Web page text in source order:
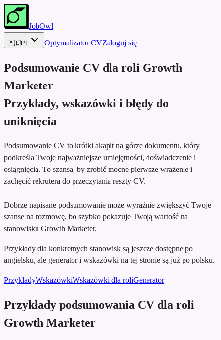
JobOwl
🇵🇱PL Optymalizator CVZaloguj się
Podsumowanie CV dla roli Growth
Marketer
Przykłady, wskazówki i błędy do
uniknięcia
Podsumowanie CV to krótki akapit na górze dokumentu, który
podkreśla Twoje najważniejsze umiejętności, doświadczenie i
osiągnięcia. To szansa, by zrobić mocne pierwsze wrażenie i
zachęcić rekrutera do przeczytania reszty CV.
Dobrze napisane podsumowanie może wyraźnie zwiększyć Twoje
szanse na rozmowę, bo szybko pokazuje Twoją wartość na
stanowisku Growth Marketer.
Przykłady dla konkretnych stanowisk są jeszcze dostępne po
angielsku, ale generator i wskazówki na tej stronie są już po polsku.
PrzykładyWskazówkiWskazówki dla roliGenerator
Przykłady podsumowania CV dla roli
Growth Marketer